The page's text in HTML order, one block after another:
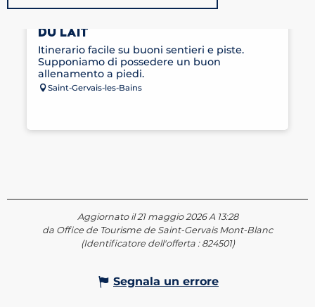
DU LAIT
Itinerario facile su buoni sentieri e piste.
Supponiamo di possedere un buon
allenamento a piedi.
Saint-Gervais-les-Bains
Aggiornato il 21 maggio 2026 A 13:28
da Office de Tourisme de Saint-Gervais Mont-Blanc
(Identificatore dell'offerta : 824501)
Segnala un errore